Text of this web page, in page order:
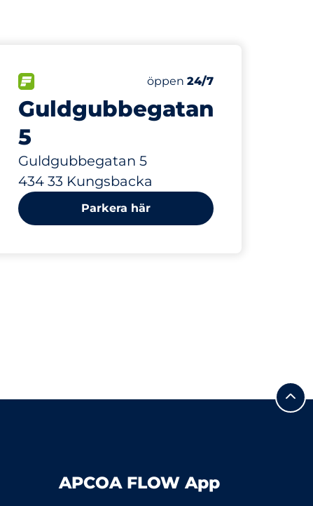
Guldgubbegatan
5
Guldgubbegatan 5
434 33 Kungsbacka
Antal parkeringsplatser:
Totalt antal platser
Lördag
öppen 24/7
437 m
Parkera här
APCOA FLOW App